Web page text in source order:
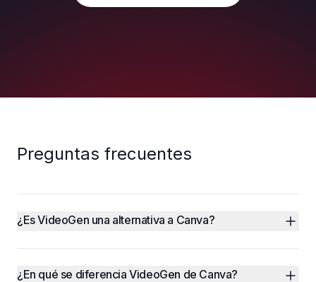
Preguntas frecuentes
¿Es VideoGen una alternativa a Canva?
¿En qué se diferencia VideoGen de Canva?